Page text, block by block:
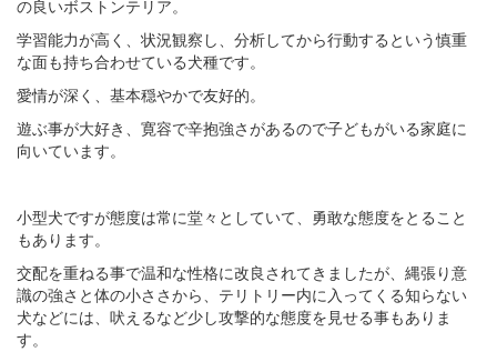
の良いボストンテリア。
学習能力が高く、状況観察し、分析してから行動するという慎重
な面も持ち合わせている犬種です。
愛情が深く、基本穏やかで友好的。
遊ぶ事が大好き、寛容で辛抱強さがあるので子どもがいる家庭に
向いています。
小型犬ですが態度は常に堂々としていて、勇敢な態度をとること
もあります。
交配を重ねる事で温和な性格に改良されてきましたが、縄張り意
識の強さと体の小ささから、テリトリー内に入ってくる知らない
犬などには、吠えるなど少し攻撃的な態度を見せる事もありま
す。